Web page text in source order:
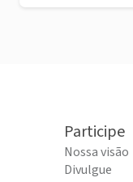
Participe
Nossa visão
Divulgue